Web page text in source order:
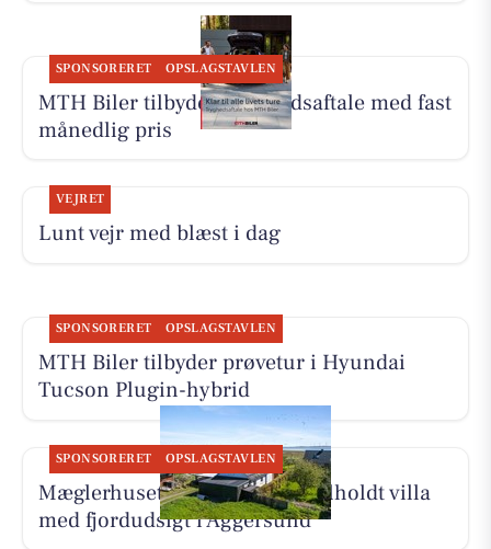
SPONSORERET OPSLAGSTAVLEN
MTH Biler tilbyder Tryghedsaftale med fast
månedlig pris
VEJRET
Lunt vejr med blæst i dag
SPONSORERET OPSLAGSTAVLEN
MTH Biler tilbyder prøvetur i Hyundai
Tucson Plugin-hybrid
SPONSORERET OPSLAGSTAVLEN
Mæglerhuset har ny pris på velholdt villa
med fjordudsigt i Aggersund